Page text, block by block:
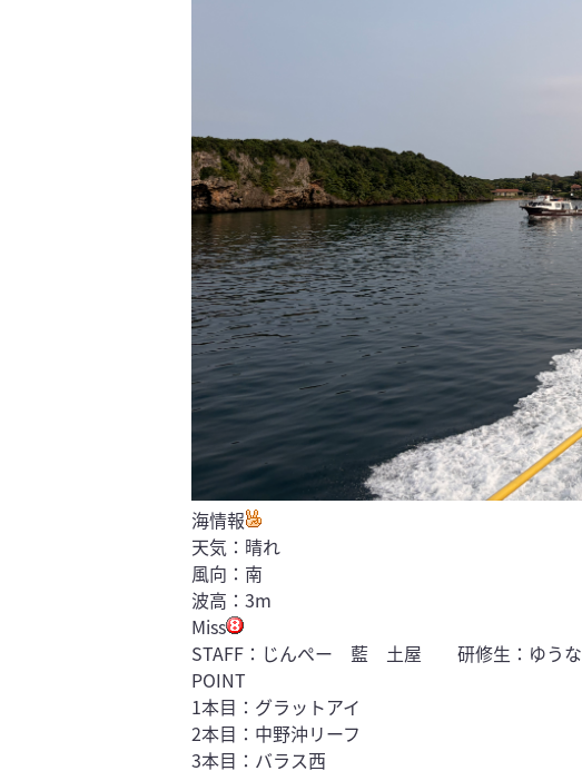
海情報
天気：晴れ
風向：南
波高：3m
Miss
STAFF：じんぺー 藍 土屋 研修生：ゆうな
POINT
1本目：グラットアイ
2本目：中野沖リーフ
3本目：バラス西